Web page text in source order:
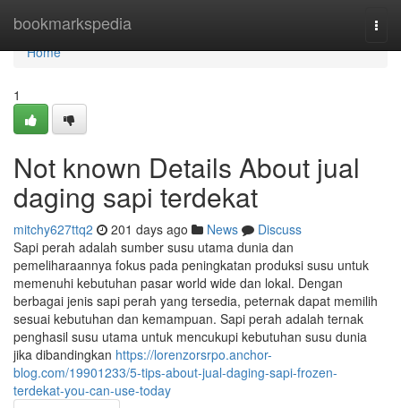
bookmarkspedia
Home
Home
1
Not known Details About jual
daging sapi terdekat
mitchy627ttq2 201 days ago News
Discuss
Sapi perah adalah sumber susu utama dunia dan
pemeliharaannya fokus pada peningkatan produksi susu untuk
memenuhi kebutuhan pasar world wide dan lokal. Dengan
berbagai jenis sapi perah yang tersedia, peternak dapat memilih
sesuai kebutuhan dan kemampuan. Sapi perah adalah ternak
penghasil susu utama untuk mencukupi kebutuhan susu dunia
jika dibandingkan https://lorenzorsrpo.anchor-
blog.com/19901233/5-tips-about-jual-daging-sapi-frozen-
terdekat-you-can-use-today